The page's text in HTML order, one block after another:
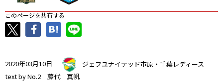
このページを共有する
2020年03月10日
ジェフユナイテッド市原・千葉レディース
text by No.2 藤代 真帆